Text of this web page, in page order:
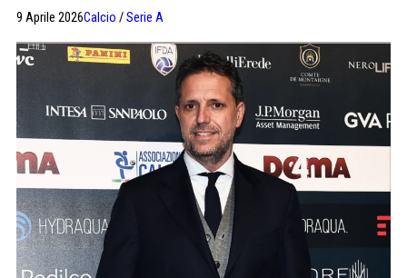
9 Aprile 2026Calcio /Serie A